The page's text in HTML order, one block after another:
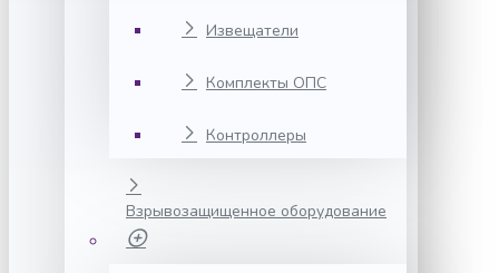
Извещатели
Комплекты ОПС
Контроллеры
Взрывозащищенное оборудование